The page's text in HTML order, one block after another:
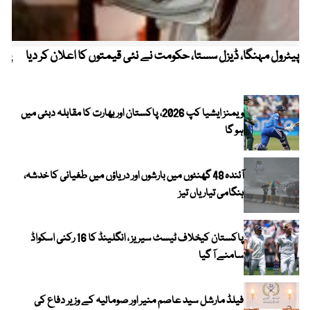
پیٹرول مہنگا، ڈیزل سستا، حکومت نے نئی قیمتوں کا اعلان کر دیا
ویمنز ایشیا کپ 2026، پاکستان اور بھارت کا مقابلہ دبئی میں
ہو گا
آئندہ 48 گھنٹوں میں بارشوں اور دریاؤں میں طغیانی کا خدشہ،
ہنگامی تیاریاں تیز
پاکستان کیخلاف ٹیسٹ سیریز ، انگلینڈ کا 16 رکنی اسکواڈ
سامنے آ گیا
فیلڈ مارشل سید عاصم منیر اور صومالیہ کے وزیر دفاع کی